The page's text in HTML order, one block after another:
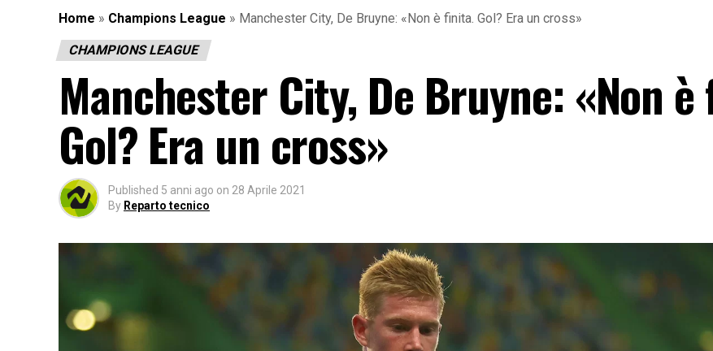
Home » Champions League » Manchester City, De Bruyne: «Non è finita. Gol? Era un cross»
CHAMPIONS LEAGUE
Manchester City, De Bruyne: «Non
Gol? Era un cross»
Published 5 anni ago on 28 Aprile 2021
By Reparto tecnico